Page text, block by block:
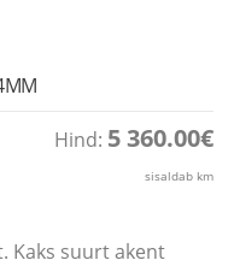
Hind: 5 360.00€
sisaldab km
Kaks suurt akent